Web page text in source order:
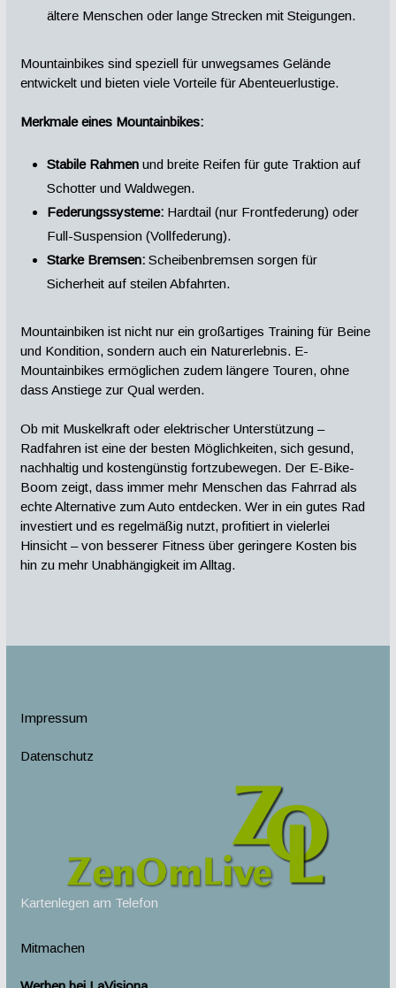
ältere Menschen oder lange Strecken mit Steigungen.
Mountainbikes sind speziell für unwegsames Gelände
entwickelt und bieten viele Vorteile für Abenteuerlustige.
Merkmale eines Mountainbikes:
Stabile Rahmenund breite Reifen für gute Traktion auf
Schotter und Waldwegen.
Federungssysteme:Hardtail (nur Frontfederung) oder
Full-Suspension (Vollfederung).
Starke Bremsen:Scheibenbremsen sorgen für
Sicherheit auf steilen Abfahrten.
Mountainbiken ist nicht nur ein großartiges Training für Beine
und Kondition, sondern auch ein Naturerlebnis. E-
Mountainbikes ermöglichen zudem längere Touren, ohne
dass Anstiege zur Qual werden.
Ob mit Muskelkraft oder elektrischer Unterstützung –
Radfahren ist eine der besten Möglichkeiten, sich gesund,
nachhaltig und kostengünstig fortzubewegen. Der E-Bike-
Boom zeigt, dass immer mehr Menschen das Fahrrad als
echte Alternative zum Auto entdecken. Wer in ein gutes Rad
investiert und es regelmäßig nutzt, profitiert in vielerlei
Hinsicht – von besserer Fitness über geringere Kosten bis
hin zu mehr Unabhängigkeit im Alltag.
Impressum
Datenschutz
Kartenlegen am Telefon
Mitmachen